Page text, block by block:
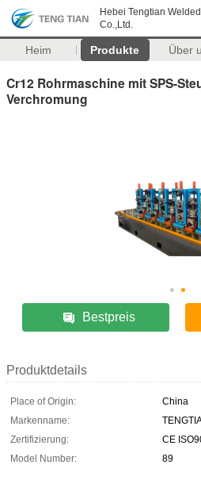
Hebei Tengtian
Co.,Ltd.
Heim Produkte Über
Cr12 Rohrmaschine mit SPS-
Verchromung
Bestpreis
Produktdetails
Place of Origin:
China
Markenname:
Zertifizierung:
CE
Model Number:
89